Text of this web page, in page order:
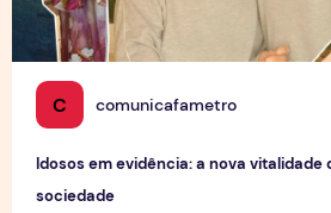
C comunicafametro
Idosos em evidência: a nova vitalidade
sociedade